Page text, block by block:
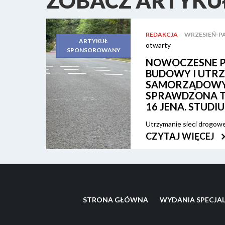
ARTYKUŁ
SPONSOROWANY
REDAKCJA WRZESIEŃ-
otwarty
NOWOCZESNE
BUDOWY I
SPRAWDZONA
16 JENA.
Utrzymanie sieci
kosztownych przebudów.
JENA, która sprawdza
CZYTAJ WIĘCEJ
STRONA GŁÓWNA WYDANIA